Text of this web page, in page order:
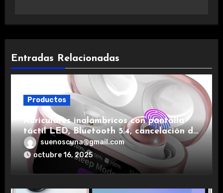
Entradas Relacionadas
Productos
Auriculares inalámbricos con pantalla
táctil LED, Bluetooth 5.4, cancelación de
ruido, impermeables y de larga duración.
suenoscuna@gmail.com
octubre 16, 2025